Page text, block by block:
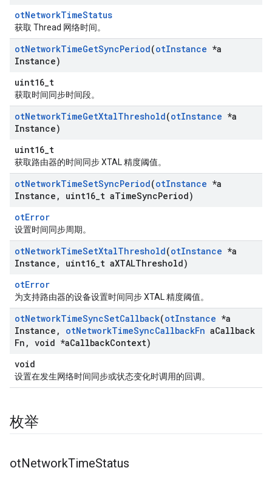
otNetworkTimeStatus
获取 Thread 网络时间。
otNetworkTimeGetSyncPeriod(otInstance *a
Instance)
uint16_t
获取时间同步时间段。
otNetworkTimeGetXtalThreshold(otInstance *a
Instance)
uint16_t
获取路由器的时间同步 XTAL 精度阈值。
otNetworkTimeSetSyncPeriod(otInstance *a
Instance , uint16 t aTimeSyncPeriod)
otError
设置时间同步周期。
otNetworkTimeSetXtalThreshold(otInstance *a
Instance , uint16 t aXTALThreshold)
otError
为支持路由器的设备设置时间同步 XTAL 精度阈值。
otNetworkTimeSyncSetCallback(otInstance *a
Instance , otNetworkTimeSyncCallbackFn aCallback
Fn , void *aCallbackContext)
void
设置在发生网络时间同步或状态变化时调用的回调。
枚举
otNetworkTimeStatus